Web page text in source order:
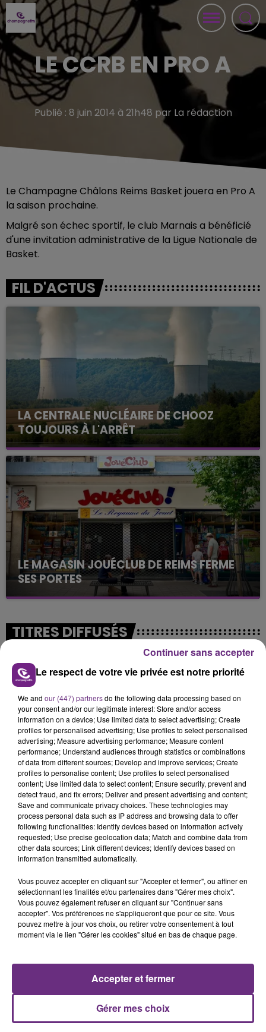
LE CCRB EN PRO A
Publié : 8 juin 2014 à 21h48 par La rédaction
Le Champagne Châlons Reims Basket jouera en Pro A
la saison prochaine.
Malgré son échec sportif, le club Marnais a bénéficié
d'une invitation administrative de la Ligue Nationale de
Basket.
FIL D'ACTUS
LA CENTRALE NUCLÉAIRE DE CHOOZ
TOUJOURS À L'ARRÊT
Cela fait déjà une semaine que la centrale
nucléaire ardennaise est à l'arrêt. Une situation
justifiée par la sécheresse intense qui est toujours
présente.
LE MAGASIN JOUÉCLUB DE REIMS FERME
SES PORTES
C'était l'une des institutions du centre-ville
fermer ses portes.
TITRES DIFFUSÉS
21h34
21h34
ALEX WARREN
Fever Dream
21h30
21h30
FRERO DELAVEGA
Sweet Darling
21h27
21h27 21h23
21h23
A L'ANTENNE
Le respect de votre vie privée est notre priorité
We and our (447) partnersdo the following data processing based on
your consent and/or our legitimate interest: Store and/or access
information on a device; Use limited data to select advertising; Create
profiles for personalised advertising; Use profiles to select personalised
advertising; Measure advertising performance; Measure content
performance; Understand audiences through statistics or combinations
of data from different sources; Develop and improve services; Create
profiles to personalise content; Use profiles to select personalised
content; Use limited data to select content; Ensure security, prevent and
detect fraud, and fix errors; Deliver and present advertising and content;
Save and communicate privacy choices. These technologies may
process personal data such as IP address and browsing data to offer
following functionalities: Identify devices based on information actively
requested; Use precise geolocation data; Match and combine data from
other data sources; Link different devices; Identify devices based on
information transmitted automatically.
Vous pouvez accepter en cliquant sur "Accepter et fermer", ou affiner en
sélectionnant les finalités et/ou partenaires dans "Gérer mes choix".
Vous pouvez également refuser en cliquant sur "Continuer sans
accepter". Vos préférences ne s'appliqueront que pour ce site. Vous
pouvez mettre à jour vos choix, ou retirer votre consentement à tout
moment via le lien "Gérer les cookies" situé en bas de chaque page.
Gérer mes choix
Accepter et fermer
Continuer sans accepter